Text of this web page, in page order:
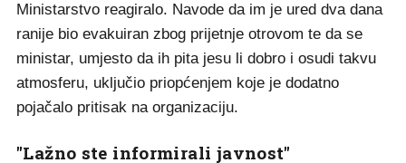
Ministarstvo reagiralo. Navode da im je ured dva dana
ranije bio evakuiran zbog prijetnje otrovom te da se
ministar, umjesto da ih pita jesu li dobro i osudi takvu
atmosferu, uključio priopćenjem koje je dodatno
pojačalo pritisak na organizaciju.
"Lažno ste informirali javnost"